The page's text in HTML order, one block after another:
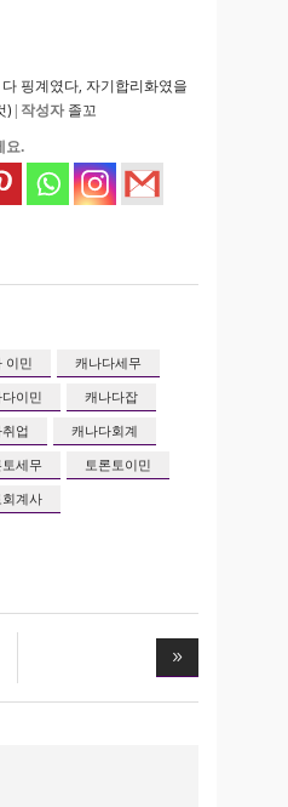
핑계였다, 자기합리화였을
) | 작성자 졸꼬
요.
이민
캐나다세무
이민
캐나다잡
업
캐나다회계
토세무
토론토이민
회계사